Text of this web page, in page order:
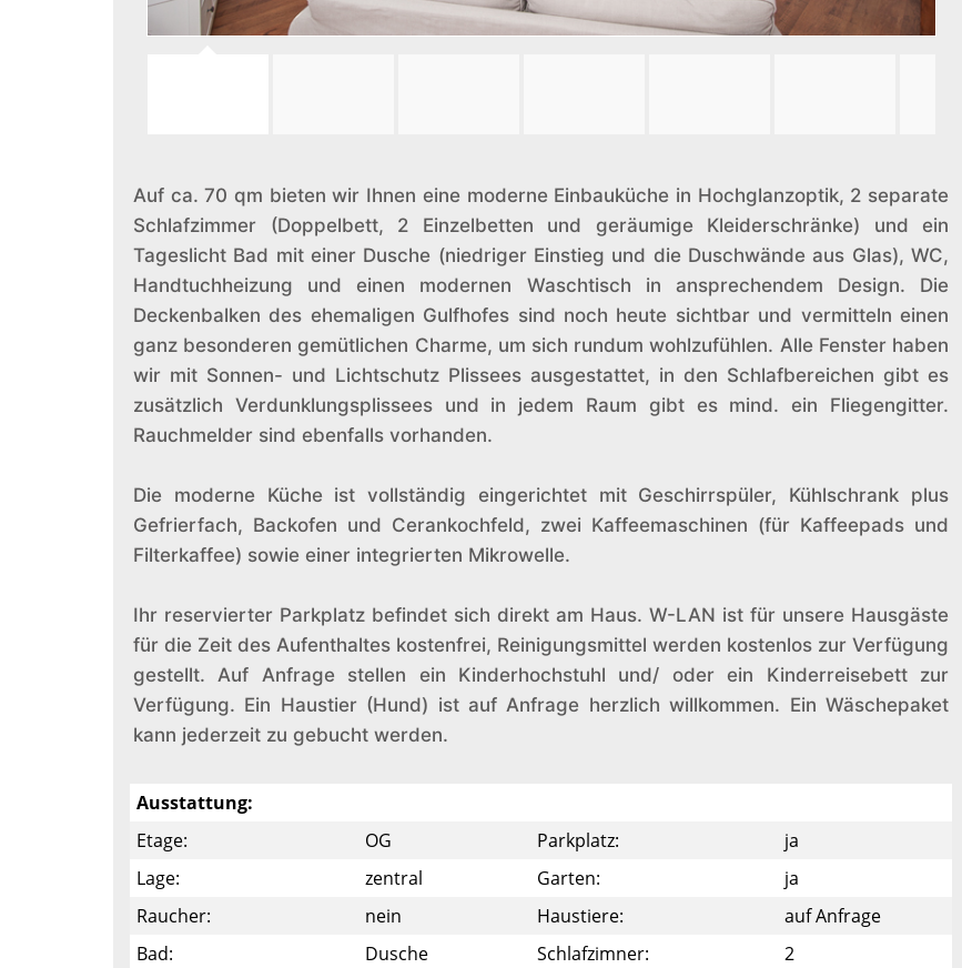
Auf ca. 70 qm bieten wir Ihnen eine moderne Einbauküche in Hochglanzoptik, 2 separate
Schlafzimmer (Doppelbett, 2 Einzelbetten und geräumige Kleiderschränke) und ein
Tageslicht Bad mit einer Dusche (niedriger Einstieg und die Duschwände aus Glas), WC,
Handtuchheizung und einen modernen Waschtisch in ansprechendem Design. Die
Deckenbalken des ehemaligen Gulfhofes sind noch heute sichtbar und vermitteln einen
ganz besonderen gemütlichen Charme, um sich rundum wohlzufühlen. Alle Fenster haben
wir mit Sonnen- und Lichtschutz Plissees ausgestattet, in den Schlafbereichen gibt es
zusätzlich Verdunklungsplissees und in jedem Raum gibt es mind. ein Fliegengitter.
Rauchmelder sind ebenfalls vorhanden.
Die moderne Küche ist vollständig eingerichtet mit Geschirrspüler, Kühlschrank plus
Gefrierfach, Backofen und Cerankochfeld, zwei Kaffeemaschinen (für Kaffeepads und
Filterkaffee) sowie einer integrierten Mikrowelle.
Ihr reservierter Parkplatz befindet sich direkt am Haus. W-LAN ist für unsere Hausgäste
für die Zeit des Aufenthaltes kostenfrei, Reinigungsmittel werden kostenlos zur Verfügung
gestellt. Auf Anfrage stellen ein Kinderhochstuhl und/ oder ein Kinderreisebett zur
Verfügung. Ein Haustier (Hund) ist auf Anfrage herzlich willkommen. Ein Wäschepaket
kann jederzeit zu gebucht werden.
Ausstattung:
Etage:
OG Parkplatz:
ja
Lage:
zentral Garten:
ja
Raucher:
nein Haustiere:
auf Anfrage
Bad:
Dusche Schlafzimner:
2